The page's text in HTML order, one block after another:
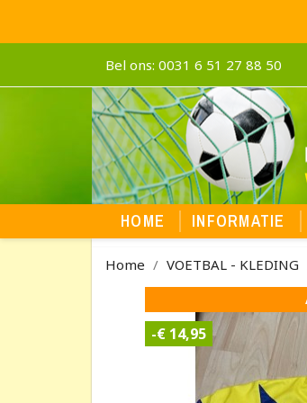
Bel ons: 0031 6 51 27 88 50
HOME INFORMATIE
Home VOETBAL - KLEDING
-€ 14,95